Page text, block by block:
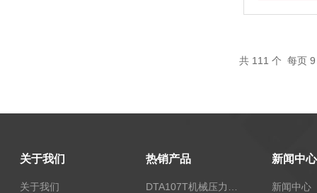
共 111 个 每页
关于我们
关于我们
热销产品 新闻中心
新闻中心